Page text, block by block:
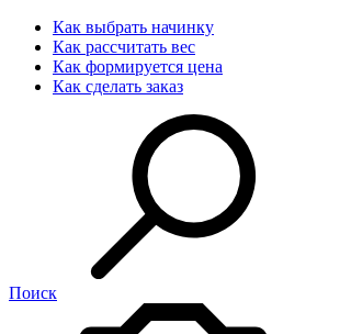
Как выбрать начинку
Как рассчитать вес
Как формируется цена
Как сделать заказ
Поиск